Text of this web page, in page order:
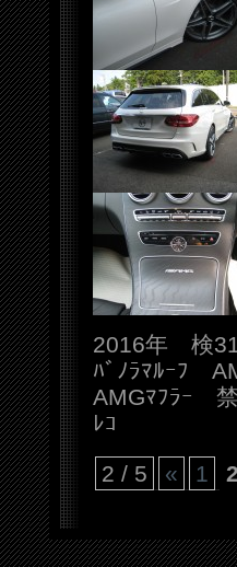
2016年 検
ﾊﾞﾉﾗﾏﾙｰﾌ
AMGﾏﾌﾗｰ
ﾚｺ
2 / 5
« 1 2